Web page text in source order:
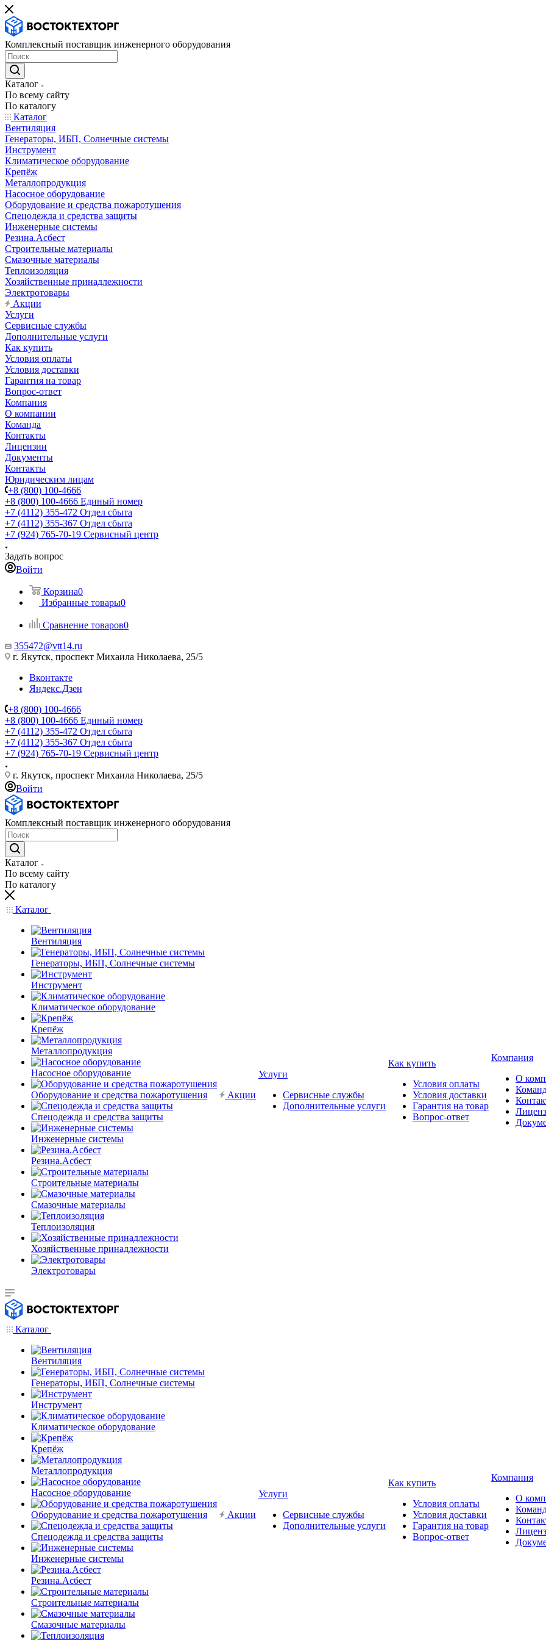
Комплексный поставщик инженерного оборудования
Каталог
По всему сайту
По каталогу
Каталог
Вентиляция
Генераторы, ИБП, Солнечные системы
Инструмент
Климатическое оборудование
Крепёж
Металлопродукция
Насосное оборудование
Оборудование и средства пожаротушения
Спецодежда и средства защиты
Инженерные системы
Резина.Асбест
Строительные материалы
Смазочные материалы
Теплоизоляция
Хозяйственные принадлежности
Электротовары
Акции
Услуги
Сервисные службы
Дополнительные услуги
Как купить
Условия оплаты
Условия доставки
Гарантия на товар
Вопрос-ответ
Компания
О компании
Команда
Контакты
Лицензии
Документы
Контакты
Юридическим лицам
+8 (800) 100-4666
+8 (800) 100-4666 Единый номер
+7 (4112) 355-472 Отдел сбыта
+7 (4112) 355-367 Отдел сбыта
+7 (924) 765-70-19 Сервисный центр
Задать вопрос
Войти
Корзина0
Избранные товары0
Сравнение товаров0
355472@vtt14.ru
г. Якутск, проспект Михаила Николаева, 25/5
Вконтакте
Яндекс.Дзен
+8 (800) 100-4666
+8 (800) 100-4666 Единый номер
+7 (4112) 355-472 Отдел сбыта
+7 (4112) 355-367 Отдел сбыта
+7 (924) 765-70-19 Сервисный центр
г. Якутск, проспект Михаила Николаева, 25/5
Войти
Комплексный поставщик инженерного оборудования
Каталог
По всему сайту
По каталогу
Каталог
Вентиляция
Генераторы, ИБП, Солнечные системы
Инструмент
Климатическое оборудование
Крепёж
Металлопродукция
Насосное оборудование
Оборудование и средства пожаротушения
Спецодежда и средства защиты
Инженерные системы
Резина.Асбест
Строительные материалы
Смазочные материалы
Теплоизоляция
Хозяйственные принадлежности
Электротовары
Акции
Услуги
Сервисные службы
Дополнительные услуги
Как купить
Условия оплаты
Условия доставки
Гарантия на товар
Вопрос-ответ
Компания
О
Каталог
Вентиляция
Генераторы, ИБП, Солнечные системы
Инструмент
Климатическое оборудование
Крепёж
Металлопродукция
Насосное оборудование
Оборудование и средства пожаротушения
Спецодежда и средства защиты
Инженерные системы
Резина.Асбест
Строительные материалы
Смазочные материалы
Акции
Услуги
Сервисные службы
Дополнительные услуги
Как купить
Условия оплаты
Условия доставки
Гарантия на товар
Вопрос-ответ
Компания
О